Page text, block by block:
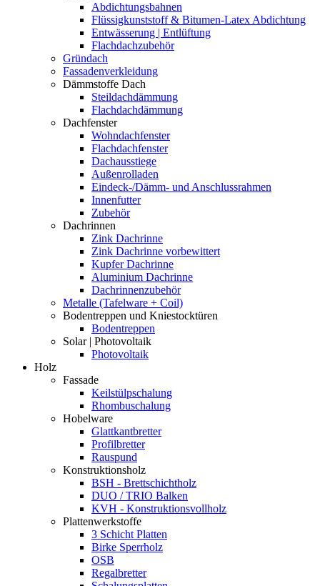
Abdichtungsbahnen
Flüssigkunststoff & Bitumen-Latex Abdichtung
Entwässerung | Entlüftung
Flachdachzubehör
Gründach
Fassadenverkleidung
Dämmstoffe Dach
Steildachdämmung
Flachdachdämmung
Dachfenster
Wohndachfenster
Flachdachfenster
Dachausstiege
Außenrolladen
Eindeck-/Dämm- und Anschlussrahmen
Innenfutter
Zubehör
Dachrinnen
Zink Dachrinne
Zink Dachrinne vorbewittert
Kupfer Dachrinne
Aluminium Dachrinne
Dachrinnenzubehör
Metalle (Tafelware + Coil)
Bodentreppen und Kniestocktüren
Bodentreppen
Solar | Photovoltaik
Photovoltaik
Holz
Fassade
Keilstülpschalung
Rhombuschalung
Hobelware
Glattkantbretter
Profilbretter
Rauspund
Konstruktionsholz
BSH - Brettschichtholz
DUO / TRIO Balken
KVH - Konstruktionsvollholz
Plattenwerkstoffe
3 Schicht Platten
Birke Sperrholz
OSB
Regalbretter